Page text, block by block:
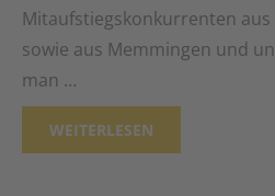
Mitaufstiegskonkurrenten
sowie aus Memmingen und
man …
WEITERLESEN